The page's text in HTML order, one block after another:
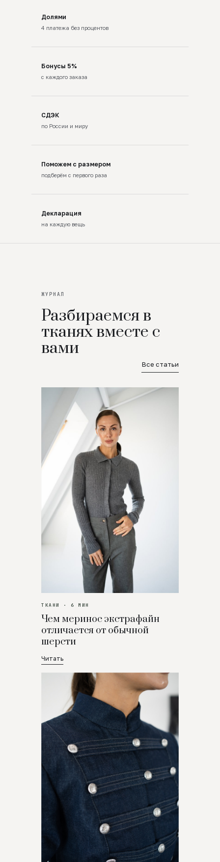
Долями
4 платежа без процентов
Бонусы 5%
с каждого заказа
СДЭК
по России и миру
Поможем с размером
подберём с первого раза
Декларация
на каждую вещь
ЖУРНАЛ
Разбираемся в
тканях вместе с
вами
Все статьи
ТКАНИ · 6 МИН
Чем меринос экстрафайн
отличается от обычной
шерсти
Читать